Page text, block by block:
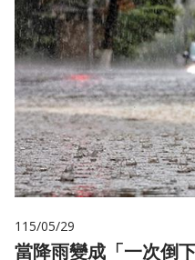
115/05/29
當降雨變成「一次倒